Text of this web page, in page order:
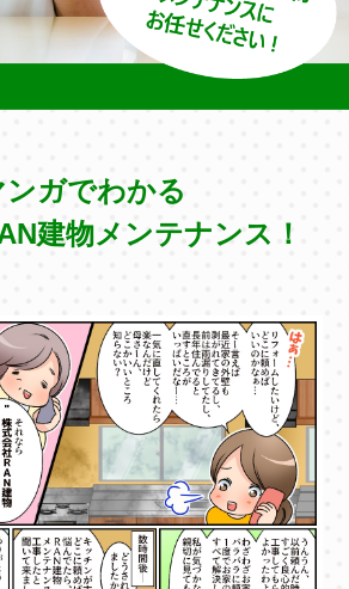
ンガでわかる
建物メンテナンス！